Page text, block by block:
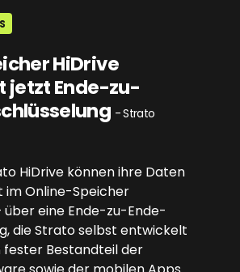
HiDrive
jetzt Ende-zu-
- Strato
HiDrive können ihre Daten
Online-Speicher
über eine Ende-zu-Ende-
die Strato selbst entwickelt
fester Bestandteil der